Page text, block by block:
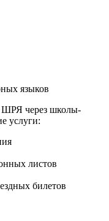
языков
ШРЯ через школы-
услуги:
листов
билетов